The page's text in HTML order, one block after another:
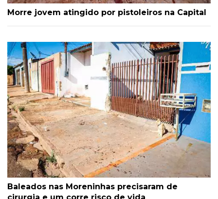
Morre jovem atingido por pistoleiros na Capital
Baleados nas Moreninhas precisaram de